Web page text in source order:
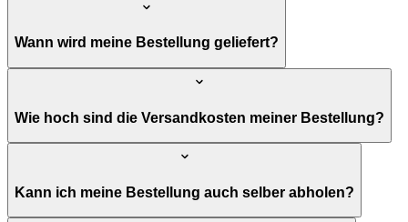
Wann wird meine Bestellung geliefert?
Wie hoch sind die Versandkosten meiner Bestellung?
Kann ich meine Bestellung auch selber abholen?